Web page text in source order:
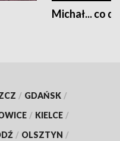
Michał... co
/ GDAŃSK /
/ KIELCE /
/ OLSZTYN /